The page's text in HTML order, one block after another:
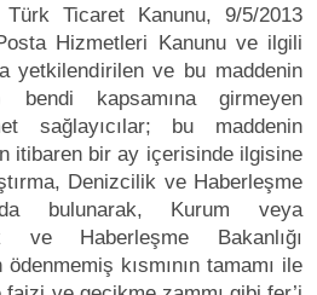
Ticaret Kanunu, 9/5/2013
Hizmetleri Kanunu ve ilgili
yetkilendirilen ve bu maddenin
bendi kapsamına girmeyen
sağlayıcılar; bu maddenin
itibaren bir ay içerisinde ilgisine
Denizcilik ve Haberleşme
bulunarak, Kurum veya
ve Haberleşme Bakanlığı
ödenmemiş kısmının tamamı ile